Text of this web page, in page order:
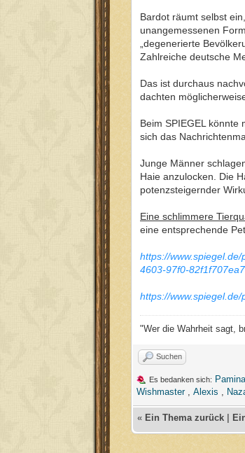
Bardot räumt selbst
unangemessenen
„degenerierte
Zahlreiche deutsche
Das ist durchaus
dachten
Beim SPIEGEL
sich das
Junge Männer
Haie anzulocken. Die
potenzsteigernder
Eine schlimmere
eine entsprechende
https://
4603-97f0-
https://
"Wer die Wahrheit sagt,
Suchen
Es bedanken sich: Pamina
Wishmaster, Alexis
« Ein Thema zurück